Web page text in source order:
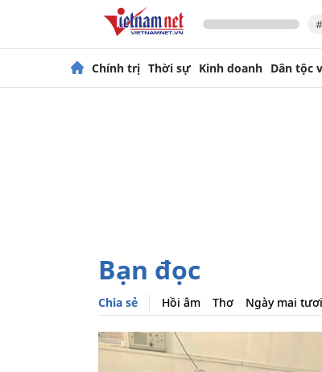
Chính trị Thời sự Kinh doanh Dân tộc
Bạn đọc
Hồi âm
Chia sẻ Thơ Ngày mai